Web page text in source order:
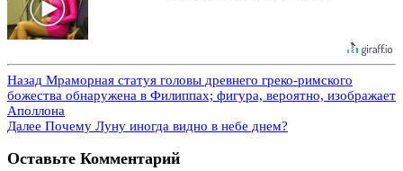
Назад Мраморная статуя головы древнего греко-римского
божества обнаружена в Филиппах; фигура, вероятно, изображает
Аполлона
Далее Почему Луну иногда видно в небе днем?
Оставьте Комментарий